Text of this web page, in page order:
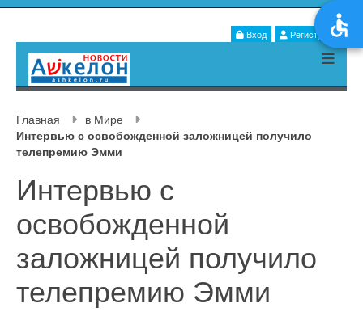
Вход Регистрация
Главная
в Мире
Интервью с освобожденной заложницей получило
телепремию Эмми
Интервью с
освобожденной
заложницей получило
телепремию Эмми